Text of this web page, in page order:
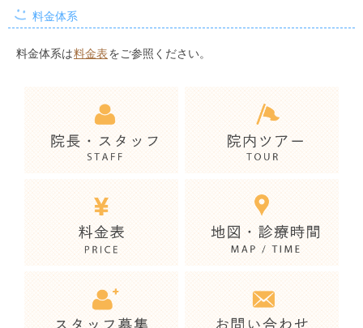
料金体系
料金体系は料金表をご参照ください。